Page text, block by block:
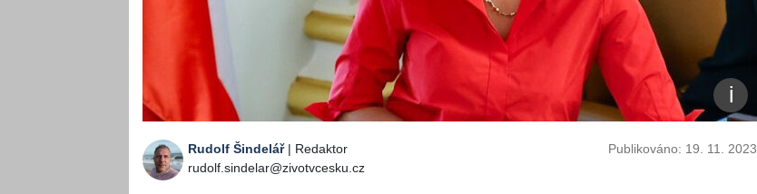
Rudolf Šindelář| Redaktor
rudolf.sindelar@zivotvcesku.cz
Publikováno: 19. 11. 2023